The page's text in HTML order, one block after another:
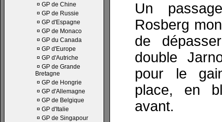
¤ GP de Chine
¤ GP de Russie
¤ GP d'Espagne
¤ GP de Monaco
¤ GP du Canada
¤ GP d'Europe
¤ GP d'Autriche
¤ GP de Grande
Bretagne
¤ GP de Hongrie
¤ GP d'Allemagne
¤ GP de Belgique
¤ GP d'Italie
¤ GP de Singapour
Un
Rosberg
de
double
pour le
place, en
avant.